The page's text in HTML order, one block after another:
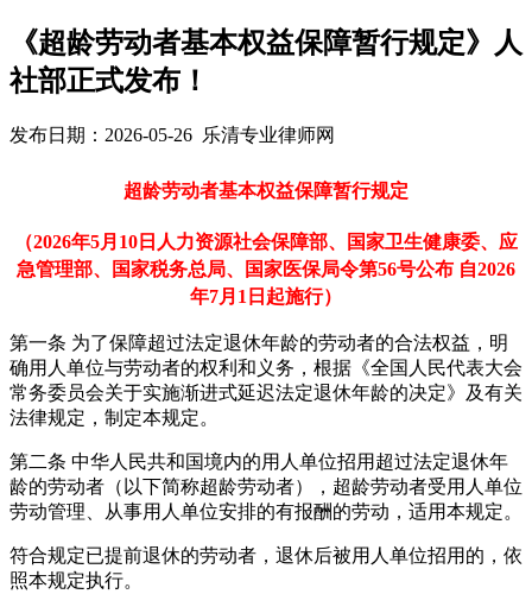
《超龄劳动者基本权益保障暂行规定》人
社部正式发布！
发布日期：2026-05-26 乐清专业律师网
超龄劳动者基本权益保障暂行规定
（2026年5月10日人力资源社会保障部、国家卫生健康委、应
急管理部、国家税务总局、国家医保局令第56号公布 自2026
年7月1日起施行）
第一条 为了保障超过法定退休年龄的劳动者的合法权益，明
确用人单位与劳动者的权利和义务，根据《全国人民代表大会
常务委员会关于实施渐进式延迟法定退休年龄的决定》及有关
法律规定，制定本规定。
第二条 中华人民共和国境内的用人单位招用超过法定退休年
龄的劳动者（以下简称超龄劳动者），超龄劳动者受用人单位
劳动管理、从事用人单位安排的有报酬的劳动，适用本规定。
符合规定已提前退休的劳动者，退休后被用人单位招用的，依
照本规定执行。